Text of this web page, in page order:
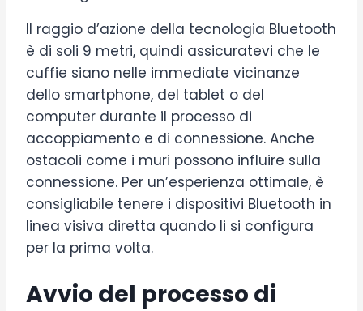
Il raggio d’azione della tecnologia Bluetooth
è di soli 9 metri, quindi assicuratevi che le
cuffie siano nelle immediate vicinanze
dello smartphone, del tablet o del
computer durante il processo di
accoppiamento e di connessione. Anche
ostacoli come i muri possono influire sulla
connessione. Per un’esperienza ottimale, è
consigliabile tenere i dispositivi Bluetooth in
linea visiva diretta quando li si configura
per la prima volta.
Avvio del processo di